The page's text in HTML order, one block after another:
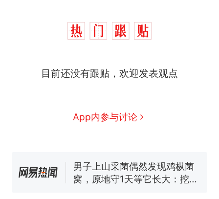
目前还没有跟贴，欢迎发表观点
App内参与讨论
因老师一句“跟我回家”改写了
费大厨“全国小炒肉大王”称
140多朵
美国渔民钓获鲨鱼徒手将其拽
回大海 目击者直呼震惊 （视频